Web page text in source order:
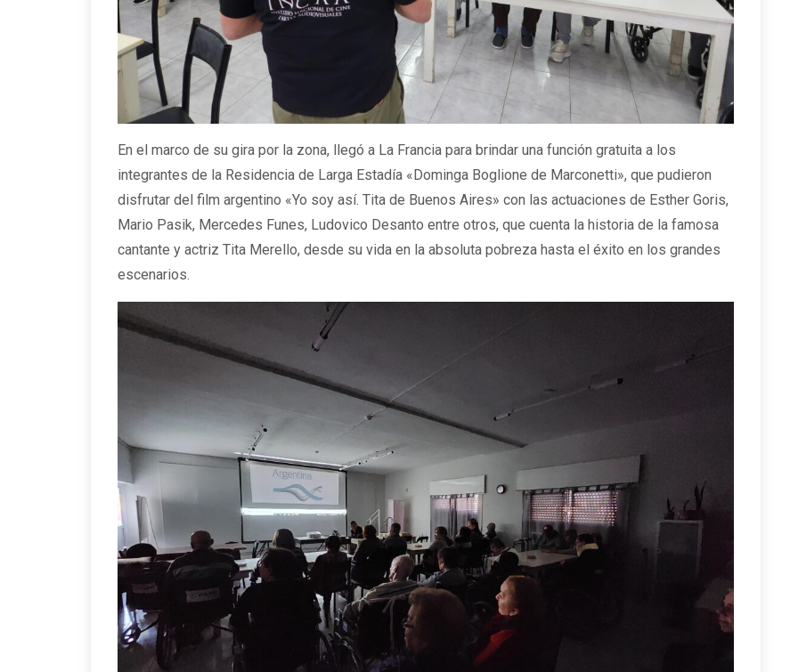
En el marco de su gira por la zona, llegó a La Francia para brindar una función gratuita a los
integrantes de la Residencia de Larga Estadía «Dominga Boglione de Marconetti», que pudieron
disfrutar del film argentino «Yo soy así. Tita de Buenos Aires» con las actuaciones de Esther Goris,
Mario Pasik, Mercedes Funes, Ludovico Desanto entre otros, que cuenta la historia de la famosa
cantante y actriz Tita Merello, desde su vida en la absoluta pobreza hasta el éxito en los grandes
escenarios.